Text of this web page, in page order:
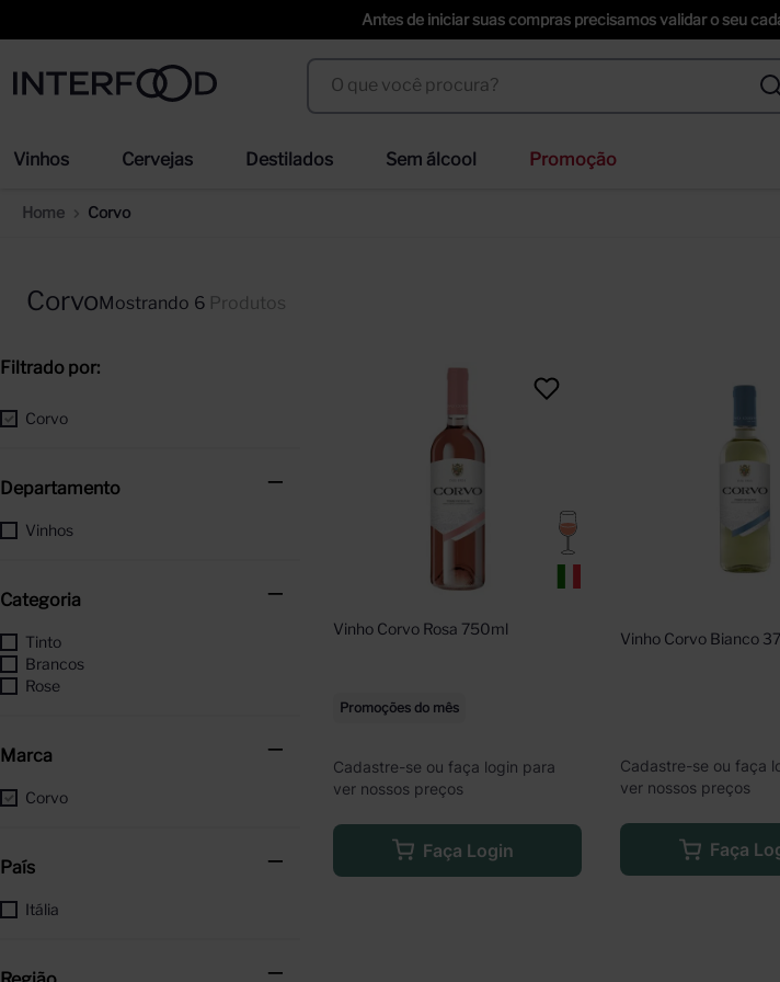
Antes de iniciar suas compras precisamos validar o seu
O que você procura?
Vinhos Cervejas Destilados Sem álcool Promoção
Corvo
Corvo 6 Produtos
Corvo
Departamento
Vinhos
Categoria
Tinto
Brancos
Rose
Marca
Corvo
País
Itália
Vinho Corvo Rosa 750ml
Promoções do mês
Cadastre-se ou faça login para
ver nossos preços
Faça Login
Vinho Corvo Bianco
Cadastre-se ou faça
ver nossos preços
Faça
Termos mais buscados
1